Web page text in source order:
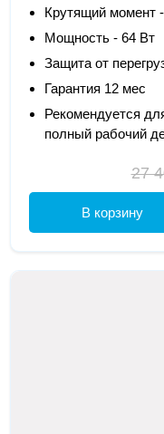
Крутящий момент
Мощность - 64 Вт
Защита от
Гарантия 12 мес
Рекомендуется
полный рабочий
27
В корзину